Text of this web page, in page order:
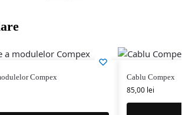
Compex Cablu Compex
85,00 lei